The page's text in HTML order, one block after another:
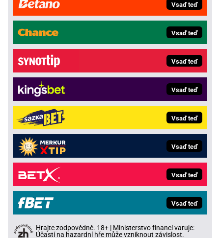
Vsaď teď
Vsaď teď
Vsaď teď
Vsaď teď
Vsaď teď
Vsaď teď
Vsaď teď
Vsaď teď
Hrajte zodpovědně. 18+ | Ministerstvo financí varuje:
Účastí na hazardní hře může vzniknout závislost.